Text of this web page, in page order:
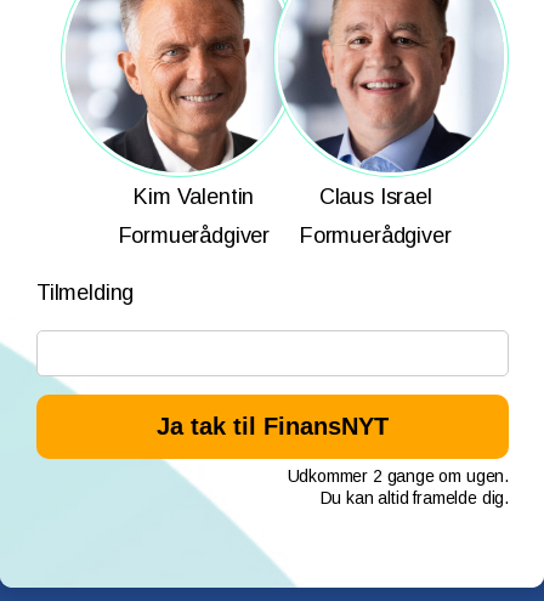
Kim Valentin
Formuerådgiver
Claus Israel
Formuerådgiver
Tilmelding
Udkommer 2 gange om ugen.
Du kan altid framelde dig.